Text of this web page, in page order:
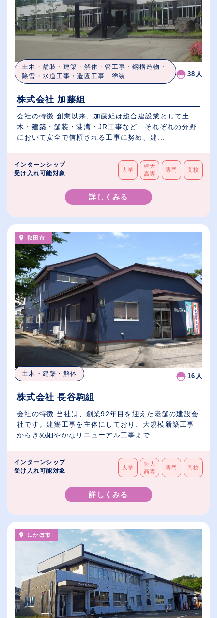
土木・舗装・建築・解体・管工事・鋼構造物・
除雪・水道工事・造園工事・塗装
38人
株式会社 加藤組
会社の特徴 創業以来、加藤組は総合建設業として土
木・建築・舗装・港湾・JR工事など、それぞれの分野
において安全で信頼される工事に努め、建...
インターンシップ
受け入れ可能対象
大学
短大
高専
専門 高校
詳しくみる
秋田市
土木・建築・解体 16人
株式会社 長谷駒組
会社の特徴 当社は、創業92年目を迎えた老舗の建設会
社です。建築工事を主体にしており、大規模新築工事
からきめ細やかなリニューアル工事まで...
インターンシップ
受け入れ可能対象
大学
短大
高専
専門 高校
詳しくみる
にかほ市